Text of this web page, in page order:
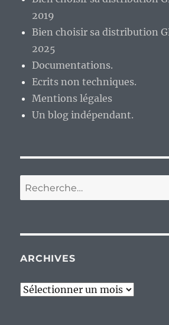
2019
Bien choisir sa distribution
2025
Documentations.
Ecrits non techniques.
Mentions légales
Un blog indépendant.
Recherche
pour :
ARCHIVES
Archives